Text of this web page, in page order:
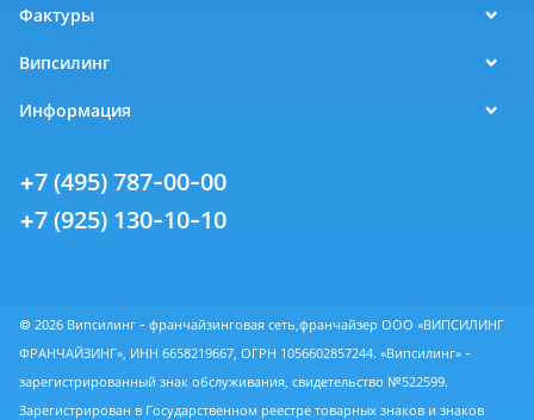
Фактуры
Випсилинг
Информация
+7 (495) 787-00-00
+7 (925) 130-10-10
© 2026 Випсилинг - франчайзинговая сеть,франчайзер ООО «ВИПСИЛИНГ
ФРАНЧАЙЗИНГ», ИНН 6658219667, ОГРН 1056602857244. «Випсилинг» -
зарегистрированный знак обслуживания, свидетельство №522599.
Зарегистрирован в Государственном реестре товарных знаков и знаков